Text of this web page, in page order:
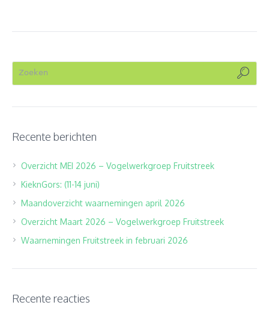
Recente berichten
Overzicht MEI 2026 – Vogelwerkgroep Fruitstreek
KieknGors: (11-14 juni)
Maandoverzicht waarnemingen april 2026
Overzicht Maart 2026 – Vogelwerkgroep Fruitstreek
Waarnemingen Fruitstreek in februari 2026
Recente reacties